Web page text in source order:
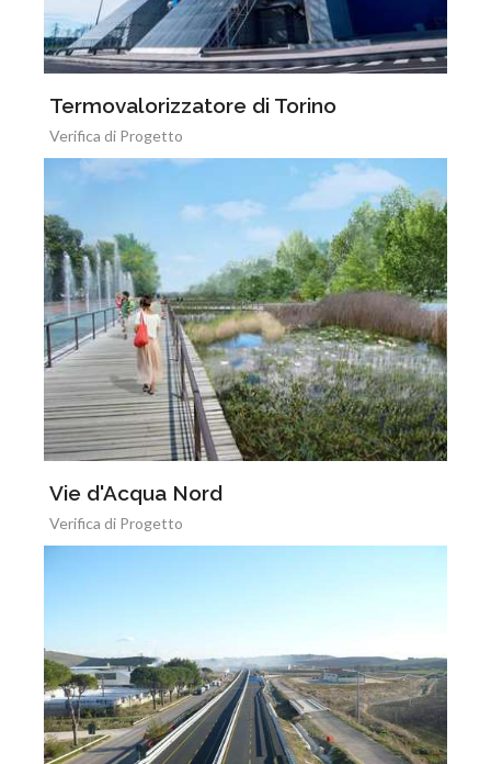
Termovalorizzatore di Torino
Verifica di Progetto
Vie d'Acqua Nord
Verifica di Progetto